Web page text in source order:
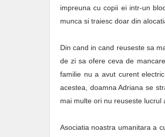
impreuna cu copii ei intr-un
munca si traiesc doar din
Din cand in cand reuseste sa
de zi sa ofere ceva de
familie nu a avut curent
acestea, doamna Adriana se
mai multe ori nu reuseste lucrul
Asociatia noastra umanitara a